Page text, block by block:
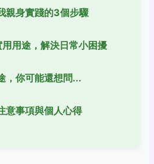
親身實踐的3個步驟
用途，解決日常小困擾
，你可能還想問...
意事項與個人心得